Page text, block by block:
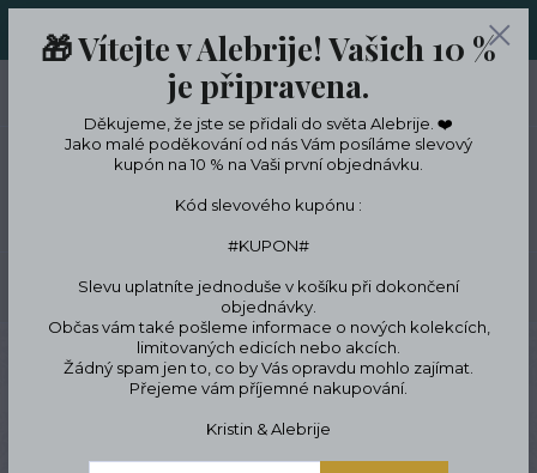
LIMITKÁCH
CZK
Hledat
Náramky Symbolické náramky
Přírodní motivy
Náramek hory
Náramek hory
🎁 Vítejte v Alebrije! Vašich 10 %
je připravena.
Děkujeme, že jste se přidali do světa Alebrije. ❤️
Jako malé poděkování od nás Vám posíláme slevový
kupón na 10 % na Vaši první objednávku.
Kód slevového kupónu :
#KUPON#
Slevu uplatníte jednoduše v košíku při dokončení
objednávky.
Občas vám také pošleme informace o nových kolekcích,
limitovaných edicích nebo akcích.
Žádný spam jen to, co by Vás opravdu mohlo zajímat.
Přejeme vám příjemné nakupování.
Kristin & Alebrije